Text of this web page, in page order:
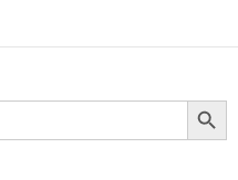
SEARCH